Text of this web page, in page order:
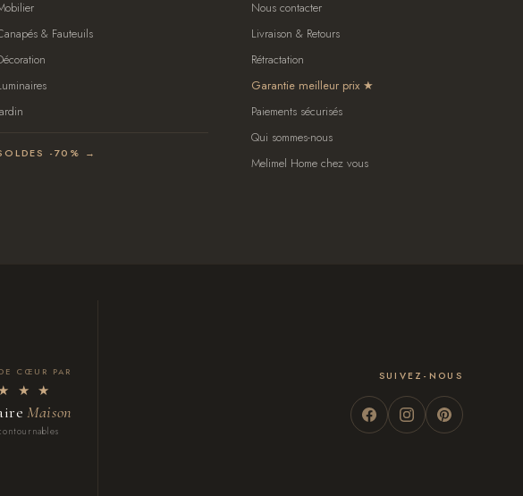
& Fauteuils
-70% →
Nous contacter
Livraison & Retours
Rétractation
Garantie meilleur prix
Paiements sécurisés
Qui sommes-nous
Melimel Home chez vous
CŒUR PAR
★ ★
Maison
SUIVEZ-NOUS